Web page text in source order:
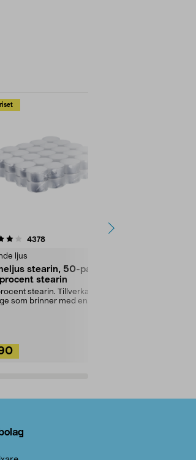
4378recensioner
ljus
stearin, 50-pack,
stearin
stearin. Tillverkade i
som brinner med en
4.5av 5 stjärnor